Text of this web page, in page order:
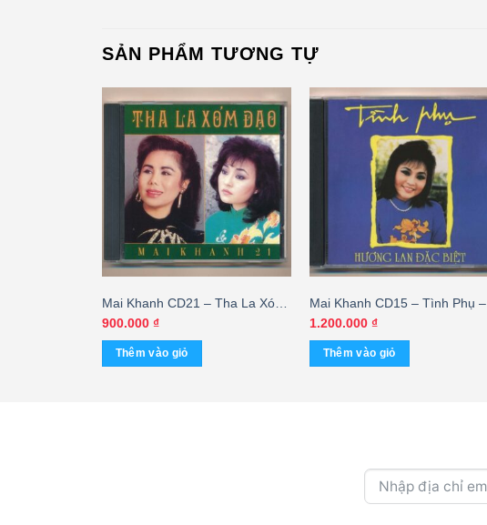
SẢN PHẨM TƯƠNG TỰ
Mai Khanh CD21 – Tha La Xóm
Đạo (Nimbus) KGTUS
900.000 ₫
Thêm vào giỏ
Mai Khanh CD15 – Tình Phụ –
Hương Lan (Taiwan) KGTUS
1.200.000 ₫
Thêm vào giỏ